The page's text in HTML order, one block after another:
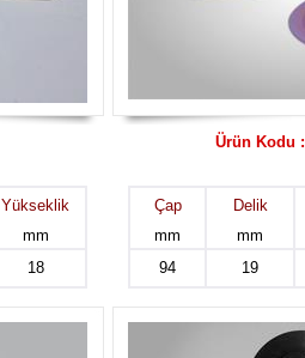
Yükseklik
mm
18
Ürün Kodu :
Çap
mm
Delik
mm
94
19